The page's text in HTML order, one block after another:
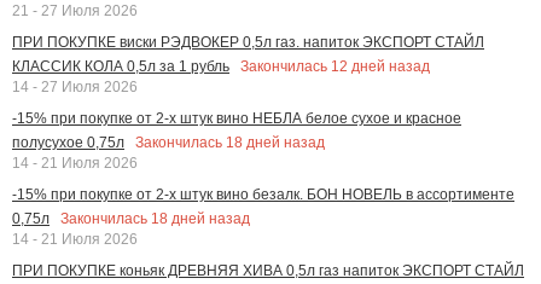
21 - 27 Июля 2026
ПРИ ПОКУПКЕ виски РЭДВОКЕР 0,5л газ. напиток ЭКСПОРТ СТАЙЛ
КЛАССИК КОЛА 0,5л за 1 рубль
Закончилась 12 дней назад
14 - 27 Июля 2026
-15% при покупке от 2-х штук вино НЕБЛА белое сухое и красное
полусухое 0,75л
Закончилась 18 дней назад
14 - 21 Июля 2026
-15% при покупке от 2-х штук вино безалк. БОН НОВЕЛЬ в ассортименте
0,75л
Закончилась 18 дней назад
14 - 21 Июля 2026
ПРИ ПОКУПКЕ коньяк ДРЕВНЯЯ ХИВА 0,5л газ напиток ЭКСПОРТ СТАЙЛ